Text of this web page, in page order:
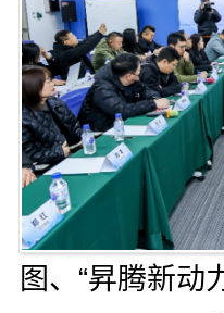
图、“昇腾新动